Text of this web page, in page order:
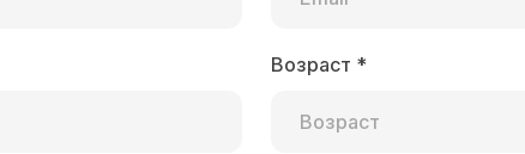
Возраст *